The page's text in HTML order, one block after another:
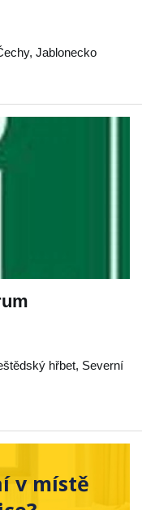
, Jablonecko
hřbet, Severní
v místě